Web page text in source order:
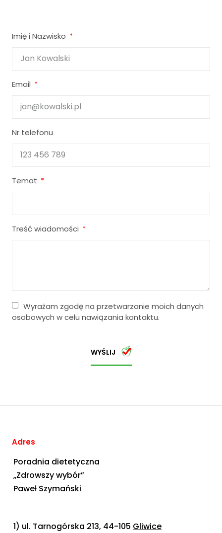
Imię i Nazwisko
Email
Nr telefonu
Temat
Treść wiadomości
Wyrażam zgodę na przetwarzanie moich danych
osobowych w celu nawiązania kontaktu.
WYŚLIJ
Adres
Poradnia dietetyczna
„Zdrowszy wybór”
Paweł Szymański
1) ul. Tarnogórska 213, 44-105 Gliwice